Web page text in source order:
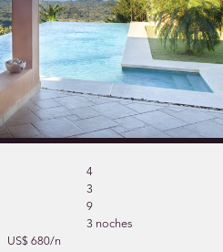
4
3
9
3 noches
US$ 680/n